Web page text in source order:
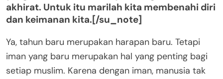
akhirat. Untuk itu marilah kita membenahi diri
dan keimanan kita.[/su_note]
Ya, tahun baru merupakan harapan baru. Tetapi
iman yang baru merupakan hal yang penting bagi
setiap muslim. Karena dengan iman, manusia tak